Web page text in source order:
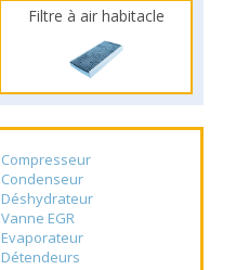
Filtre à air habitacle
Compresseur
Condenseur
Déshydrateur
Vanne EGR
Evaporateur
Détendeurs